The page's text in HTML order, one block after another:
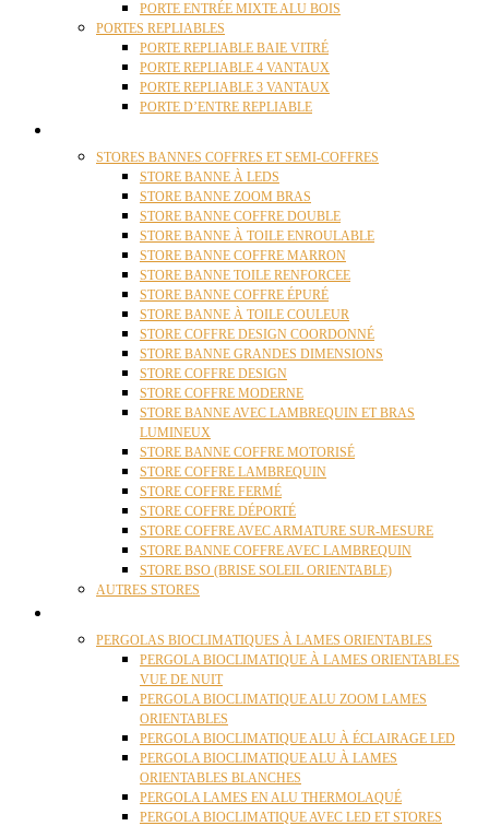
PORTE ENTRÉE MIXTE ALU BOIS
PORTES REPLIABLES
PORTE REPLIABLE BAIE VITRÉ
PORTE REPLIABLE 4 VANTAUX
PORTE REPLIABLE 3 VANTAUX
PORTE D’ENTRE REPLIABLE
STORES BANNES COFFRES ET SEMI-COFFRES
STORE BANNE À LEDS
STORE BANNE ZOOM BRAS
STORE BANNE COFFRE DOUBLE
STORE BANNE À TOILE ENROULABLE
STORE BANNE COFFRE MARRON
STORE BANNE TOILE RENFORCEE
STORE BANNE COFFRE ÉPURÉ
STORE BANNE À TOILE COULEUR
STORE COFFRE DESIGN COORDONNÉ
STORE BANNE GRANDES DIMENSIONS
STORE COFFRE DESIGN
STORE COFFRE MODERNE
STORE BANNE AVEC LAMBREQUIN ET BRAS
LUMINEUX
STORE BANNE COFFRE MOTORISÉ
STORE COFFRE LAMBREQUIN
STORE COFFRE FERMÉ
STORE COFFRE DÉPORTÉ
STORE COFFRE AVEC ARMATURE SUR-MESURE
STORE BANNE COFFRE AVEC LAMBREQUIN
STORE BSO (BRISE SOLEIL ORIENTABLE)
AUTRES STORES
PERGOLAS BIOCLIMATIQUES À LAMES ORIENTABLES
PERGOLA BIOCLIMATIQUE À LAMES ORIENTABLES
VUE DE NUIT
PERGOLA BIOCLIMATIQUE ALU ZOOM LAMES
ORIENTABLES
PERGOLA BIOCLIMATIQUE ALU À ÉCLAIRAGE LED
PERGOLA BIOCLIMATIQUE ALU À LAMES
ORIENTABLES BLANCHES
PERGOLA LAMES EN ALU THERMOLAQUÉ
PERGOLA BIOCLIMATIQUE AVEC LED ET STORES